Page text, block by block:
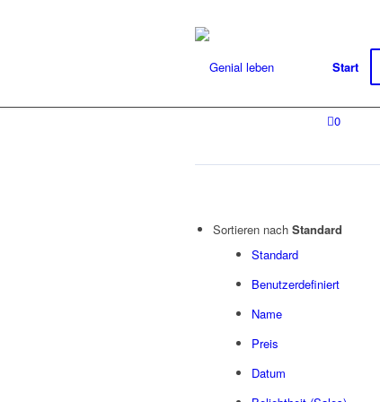
Start
0
Sortieren nach Standard
Standard
Benutzerdefiniert
Name
Preis
Datum